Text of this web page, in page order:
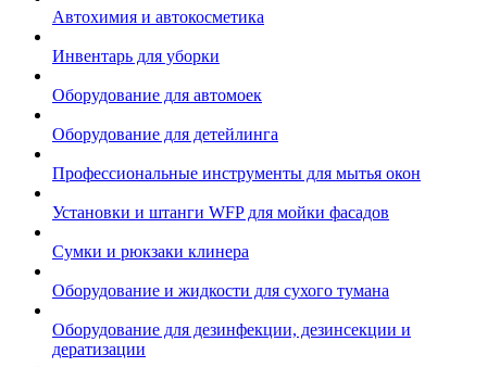
Автохимия и автокосметика
Инвентарь для уборки
Оборудование для автомоек
Оборудование для детейлинга
Профессиональные инструменты для мытья окон
Установки и штанги WFP для мойки фасадов
Сумки и рюкзаки клинера
Оборудование и жидкости для сухого тумана
Оборудование для дезинфекции, дезинсекции и
дератизации